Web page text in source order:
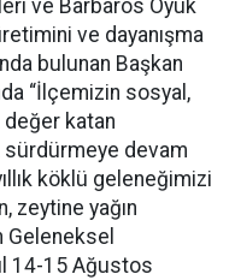
ve Barbaros Oyuk
ve dayanışma
bulunan Başkan
“İlçemizin sosyal,
değer katan
sürdürmeye devam
köklü geleneğimizi
zeytine yağın
14-15 Ağustos